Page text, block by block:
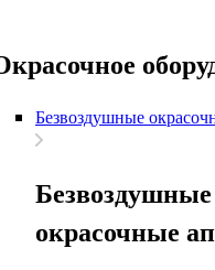
Безвоздушные
Безвоздушные
окрасочные